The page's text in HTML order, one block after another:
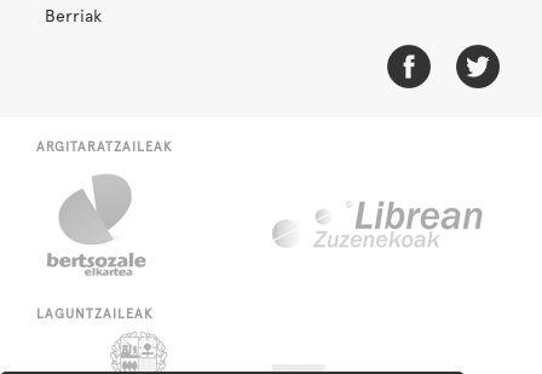
Berriak
ARGITARATZAILEAK
LAGUNTZAILEAK